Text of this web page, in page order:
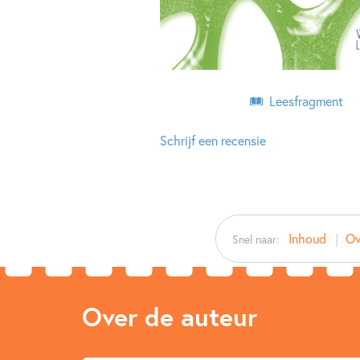
Leesfragment
Schrijf een recensie
Snel naar: Inhoud
Over de auteur